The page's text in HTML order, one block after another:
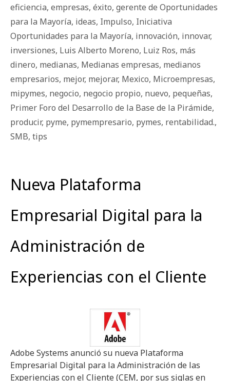
eficiencia, empresas, éxito, gerente de Oportunidades
para la Mayoría, ideas, Impulso, Iniciativa
Oportunidades para la Mayoría, innovación, innovar,
inversiones, Luis Alberto Moreno, Luiz Ros, más
dinero, medianas, Medianas empresas, medianos
empresarios, mejor, mejorar, Mexico, Microempresas,
mipymes, negocio, negocio propio, nuevo, pequeñas,
Primer Foro del Desarrollo de la Base de la Pirámide,
producir, pyme, pymempresario, pymes, rentabilidad.,
SMB, tips
Nueva Plataforma
Empresarial Digital para la
Administración de
Experiencias con el Cliente
Adobe Systems anunció su nueva Plataforma
Empresarial Digital para la Administración de las
Experiencias con el Cliente (CEM, por sus siglas en